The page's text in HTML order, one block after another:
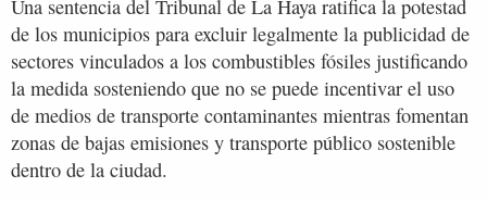
Una sentencia del Tribunal de La Haya ratifica la potestad
de los municipios para excluir legalmente la publicidad de
sectores vinculados a los combustibles fósiles justificando
la medida sosteniendo que no se puede incentivar el uso
de medios de transporte contaminantes mientras fomentan
zonas de bajas emisiones y transporte público sostenible
dentro de la ciudad.